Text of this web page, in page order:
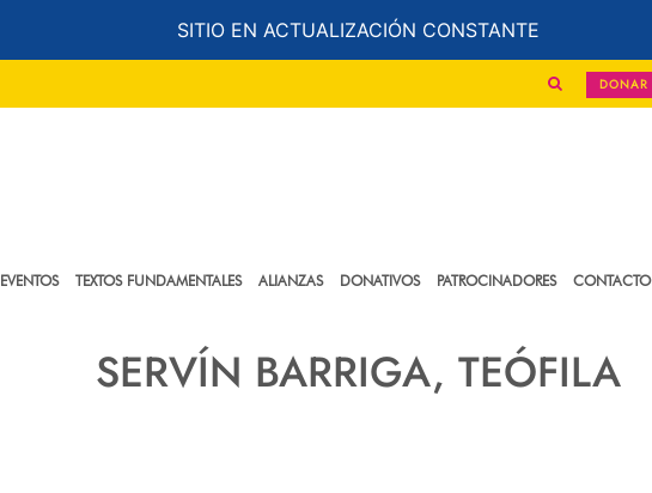
SITIO EN ACTUALIZACIÓN CONSTANTE
DONAR
EVENTOS TEXTOS FUNDAMENTALES ALIANZAS DONATIVOS PATROCINADORES CONTACTO
SERVÍN BARRIGA, TEÓFILA